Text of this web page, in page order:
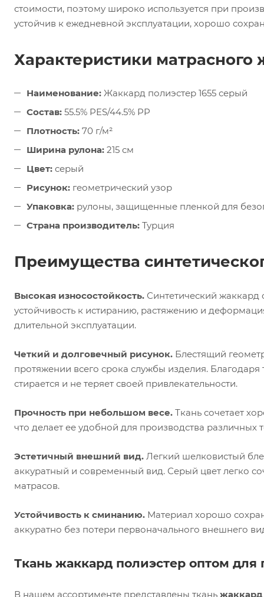
стоимости, поэтому широко используется при
устойчив к ежедневной эксплуатации, хорошо
Характеристики матрасного
Наименование: Жаккард полиэстер 1655 серый
Состав: 55.5% PES/44.5% PP
Плотность: 70 г/м²
Ширина рулона: 215 см
Цвет: серый
Рисунок: геометрический узор
Упаковка: рулоны, защищенные пленкой для
Страна производитель: Турция
Преимущества
Высокая износостойкость. Синтетический жаккард
устойчивость к истиранию, растяжению и
длительной эксплуатации.
Четкий и долговечный рисунок. Блестящий
протяжении всего срока службы изделия.
стирается и не теряет своей привлекательности.
Прочность при небольшом весе. Ткань сочетает
что делает ее удобной для производства различных
Эстетичный внешний вид. Легкий шелковистый
аккуратный и современный вид. Серый цвет легко
матрасов.
Устойчивость к сминанию. Материал хорошо
аккуратно без потери первоначального внешнего
Ткань жаккард полиэстер оптом для
В нашем ассортименте представлены ткань жаккард